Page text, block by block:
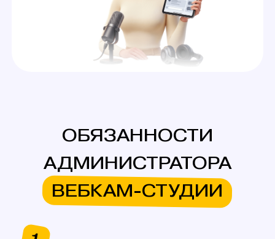
за исправностью бытовых
приборов и техники для
стриминга в студии, чтобы
создать вебкам моделям
и избавить их от проблем
Встречать новых моделей,
показывать студию
Администратор вебкам
в Нижнем Тагиле встречает
моделей в заранее оговоренное
время и показывает студию,
демонстрирует, чем можно
пользоваться, где лежат
тёплую коммуникацию
и комфортное взаимодействие